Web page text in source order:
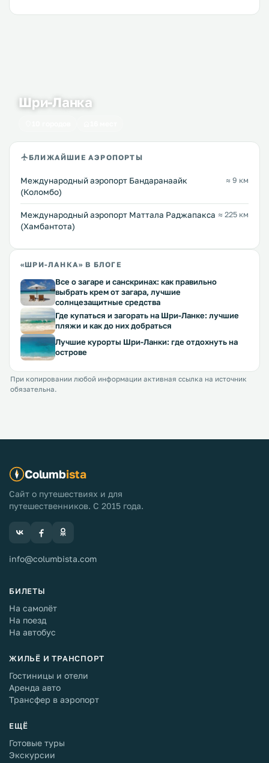
Шри-Ланка
БЛИЖАЙШИЕ АЭРОПОРТЫ
Международный аэропорт Бандаранаайк
(Коломбо)
≈ 9 км
Международный аэропорт Маттала Раджапакса
(Хамбантота)
≈ 225 км
«ШРИ-ЛАНКА» В БЛОГЕ
Все о загаре и санскринах: как правильно
выбрать крем от загара, лучшие
солнцезащитные средства
Где купаться и загорать на Шри-Ланке: лучшие
пляжи и как до них добраться
Лучшие курорты Шри-Ланки: где отдохнуть на
острове
При копировании любой информации активная ссылка на источник
обязательна.
Columbista
Сайт о путешествиях и для
путешественников. С 2015 года.
info@columbista.com
БИЛЕТЫ
На самолёт
На поезд
На автобус
ЖИЛЬЁ И ТРАНСПОРТ
Гостиницы и отели
Аренда авто
Трансфер в аэропорт
ЕЩЁ
Готовые туры
Экскурсии